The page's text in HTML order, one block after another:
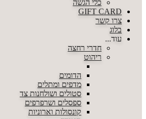
כלי הגשה
GIFT CARD
צרו קשר
בלוג
עוד...
חדרי רחצה
ריהוט
הדומים
מדפים ומתלים
סטולים ושולחנות צד
ספסלים ושרפרפים
קונסולות וארוניות